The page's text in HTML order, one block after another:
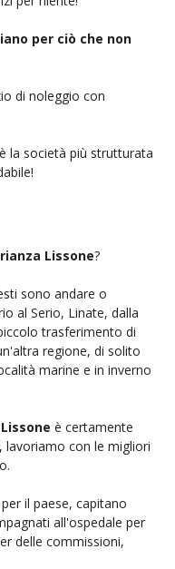
per ciò che non
di noleggio con
la società più strutturata
Lissone?
sono andare o
al Serio, Linate, dalla
trasferimento di
regione, di solito
marine e in inverno
è certamente
lavoriamo con le migliori
il paese, capitano
all'ospedale per
delle commissioni,